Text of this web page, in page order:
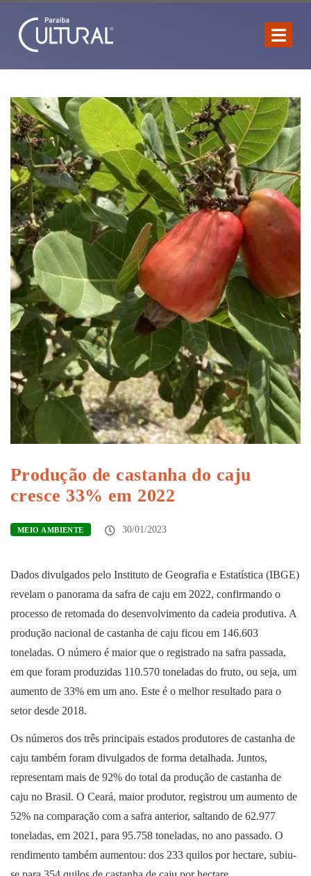
Produção de castanha do caju
cresce 33% em 2022
MEIO AMBIENTE 30/01/2023
Dados divulgados pelo Instituto de Geografia e Estatística (IBGE)
revelam o panorama da safra de caju em 2022, confirmando o
processo de retomada do desenvolvimento da cadeia produtiva. A
produção nacional de castanha de caju ficou em 146.603
toneladas. O número é maior que o registrado na safra passada,
em que foram produzidas 110.570 toneladas do fruto, ou seja, um
aumento de 33% em um ano. Este é o melhor resultado para o
setor desde 2018.
Os números dos três principais estados produtores de castanha de
caju também foram divulgados de forma detalhada. Juntos,
representam mais de 92% do total da produção de castanha de
caju no Brasil. O Ceará, maior produtor, registrou um aumento de
52% na comparação com a safra anterior, saltando de 62.977
toneladas, em 2021, para 95.758 toneladas, no ano passado. O
rendimento também aumentou: dos 233 quilos por hectare, subiu-